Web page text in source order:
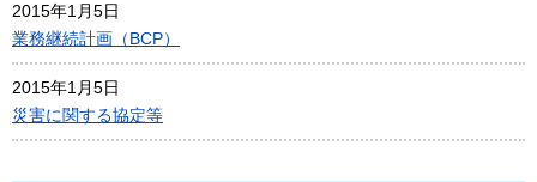
2015年1月5日
業務継続計画（BCP）
2015年1月5日
災害に関する協定等